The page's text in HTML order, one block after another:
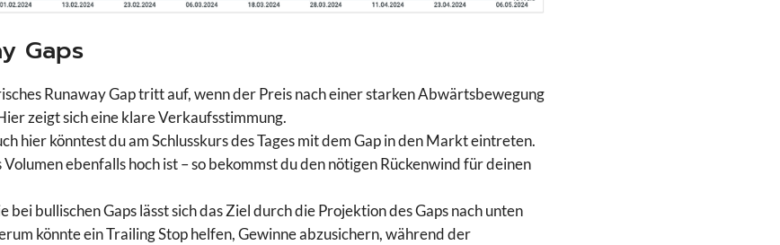
Gaps
Runaway Gap tritt auf, wenn der Preis nach einer starken Abwärtsbewegung
zeigt sich eine klare Verkaufsstimmung.
hier könntest du am Schlusskurs des Tages mit dem Gap in den Markt eintreten.
ebenfalls hoch ist – so bekommst du den nötigen Rückenwind für deinen
bei bullischen Gaps lässt sich das Ziel durch die Projektion des Gaps nach unten
könnte ein Trailing Stop helfen, Gewinne abzusichern, während der